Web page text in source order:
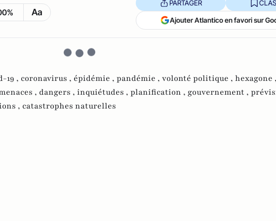
Aa
PARTAGER
Ajouter Atlantico en favori sur
19 , coronavirus , épidémie , pandémie , volonté politique , hexagone ,
, dangers , inquiétudes , planification , gouvernement ,
, catastrophes naturelles